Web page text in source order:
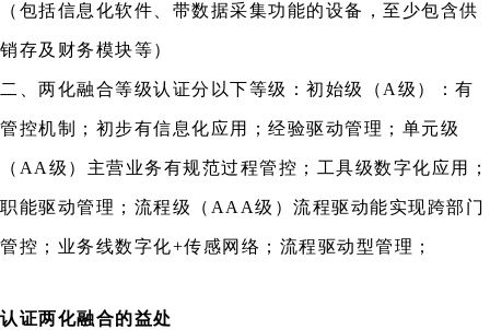
（包括信息化软件、带数据采集功能的设备，至少包含供
销存及财务模块等）
二、两化融合等级认证分以下等级：初始级（A级）：有
管控机制；初步有信息化应用；经验驱动管理；单元级
（AA级）主营业务有规范过程管控；工具级数字化应用；
职能驱动管理；流程级（AAA级）流程驱动能实现跨部门
管控；业务线数字化+传感网络；流程驱动型管理；
认证两化融合的益处